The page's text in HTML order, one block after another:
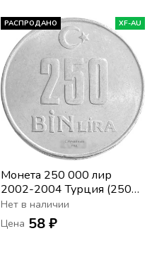
РАСПРОДАНО XF-AU
Монета 250 000 лир
2002-2004 Турция (250
Bin Lira)
Нет в наличии
Цена 58 ₽